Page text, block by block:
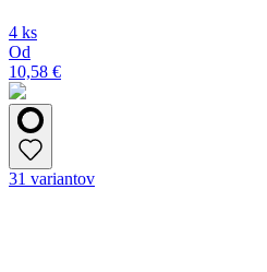
4 ks
Od
10,58 €
31 variantov